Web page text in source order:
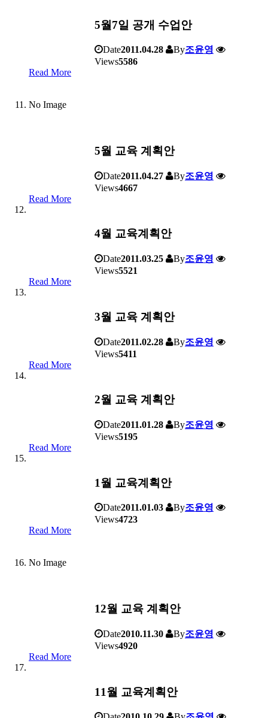
5월7일 공개 수업안
Date2011.04.28 By조윤영
Views5586
Read More
No Image
5월 교육 계획안
Date2011.04.27 By조윤영
Views4667
Read More
4월 교육계획안
Date2011.03.25 By조윤영
Views5521
Read More
3월 교육 계획안
Date2011.02.28 By조윤영
Views5411
Read More
2월 교육 계획안
Date2011.01.28 By조윤영
Views5195
Read More
1월 교육계획안
Date2011.01.03 By조윤영
Views4723
Read More
No Image
12월 교육 계획안
Date2010.11.30 By조윤영
Views4920
Read More
11월 교육계획안